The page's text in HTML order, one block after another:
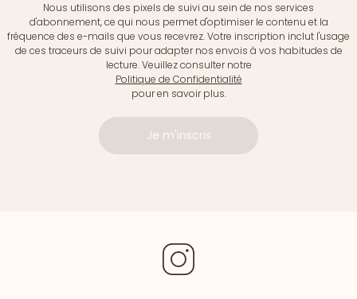
Nous utilisons des pixels de suivi au sein de nos services
d'abonnement, ce qui nous permet d'optimiser le contenu et la
fréquence des e-mails que vous recevrez. Votre inscription inclut l'usage
de ces traceurs de suivi pour adapter nos envois à vos habitudes de
lecture. Veuillez consulter notre
Politique de Confidentialité
pour en savoir plus.
Je m'inscris